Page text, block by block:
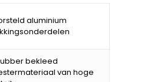
aluminium
bekleed
van hoge